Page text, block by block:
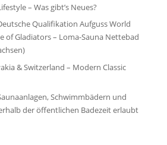
– Was gibt’s Neues?
Qualifikation Aufguss World
of Gladiators – Loma-Sauna Nettebad
& Switzerland – Modern Classic
Schwimmbädern und
der öffentlichen Badezeit erlaubt